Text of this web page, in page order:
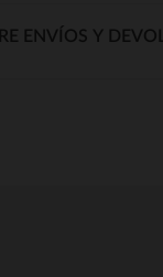
ENVÍOS Y